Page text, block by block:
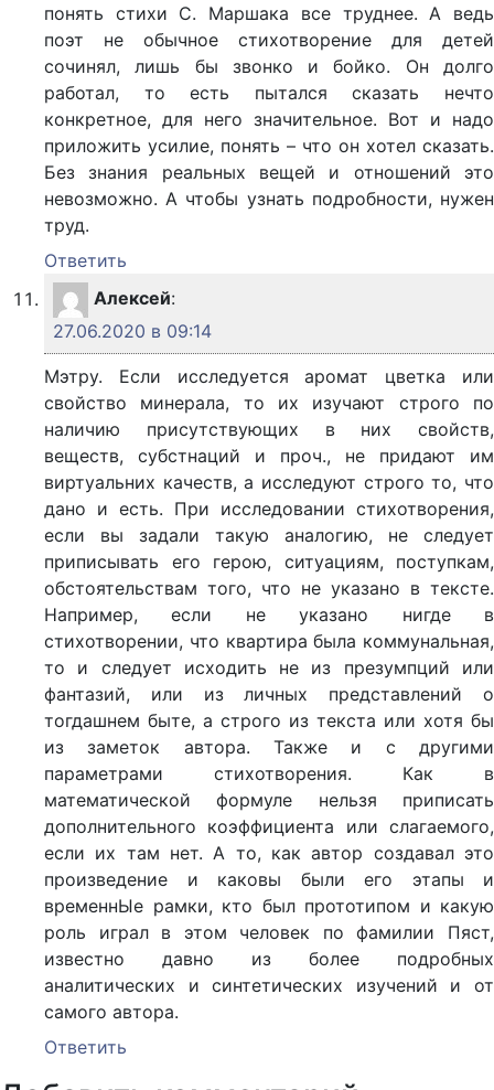
понять стихи С. Маршака все труднее. А ведь
поэт не обычное стихотворение для детей
сочинял, лишь бы звонко и бойко. Он долго
работал, то есть пытался сказать нечто
конкретное, для него значительное. Вот и надо
приложить усилие, понять – что он хотел сказать.
Без знания реальных вещей и отношений это
невозможно. А чтобы узнать подробности, нужен
труд.
Ответить
Алексей:
27.06.2020 в 09:14
Мэтру. Если исследуется аромат цветка или
свойство минерала, то их изучают строго по
наличию присутствующих в них свойств,
веществ, субстнаций и проч., не придают им
виртуальних качеств, а исследуют строго то, что
дано и есть. При исследовании стихотворения,
если вы задали такую аналогию, не следует
приписывать его герою, ситуациям, поступкам,
обстоятельствам того, что не указано в тексте.
Например, если не указано нигде в
стихотворении, что квартира была коммунальная,
то и следует исходить не из презумпций или
фантазий, или из личных представлений о
тогдашнем быте, а строго из текста или хотя бы
из заметок автора. Также и с другими
параметрами стихотворения. Как в
математической формуле нельзя приписать
дополнительного коэффициента или слагаемого,
если их там нет. А то, как автор создавал это
произведение и каковы были его этапы и
временнЫе рамки, кто был прототипом и какую
роль играл в этом человек по фамилии Пяст,
известно давно из более подробных
аналитических и синтетических изучений и от
самого автора.
Ответить